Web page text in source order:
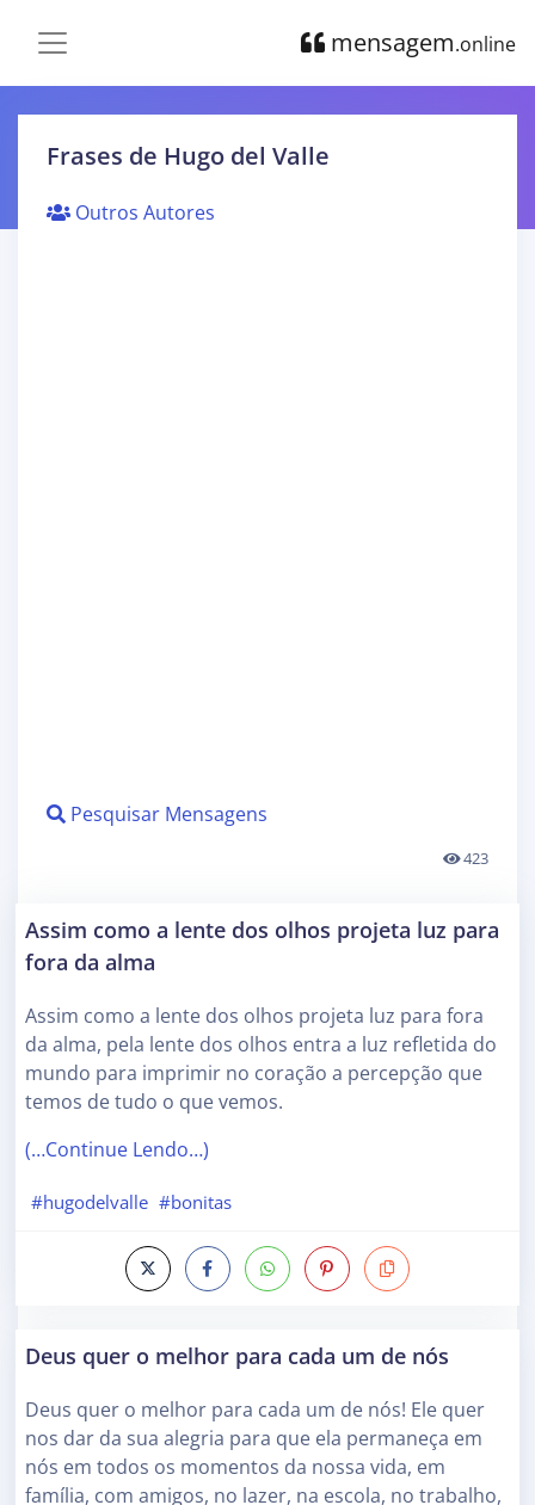
mensagem.online
Frases de Hugo del Valle
Outros Autores
Pesquisar Mensagens
423
Assim como a lente dos olhos projeta luz para
fora da alma
Assim como a lente dos olhos projeta luz para fora
da alma, pela lente dos olhos entra a luz refletida do
mundo para imprimir no coração a percepção que
temos de tudo o que vemos.
(…Continue Lendo…)
#hugodelvalle #bonitas
Deus quer o melhor para cada um de nós
Deus quer o melhor para cada um de nós! Ele quer
nos dar da sua alegria para que ela permaneça em
nós em todos os momentos da nossa vida, em
família, com amigos, no lazer, na escola, no trabalho,